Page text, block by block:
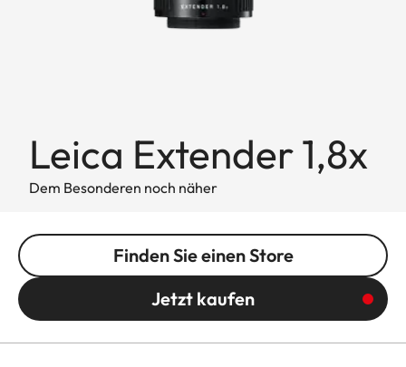
Leica Extender 1,8x
Dem Besonderen noch näher
Finden Sie einen Store
Jetzt kaufen